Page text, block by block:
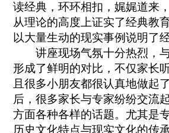
读经典，环环相扣，娓娓道来
从理论的高度上证实了经典教
以大量生动的现实事例说明了
讲座现场气氛十分热烈，与
形成了鲜明的对比，不仅家长
且很多小朋友都很认真地做起
后，很多家长与专家纷纷交流
方面各种各样的话题。尤其是
历史文化特点与现实文化的传